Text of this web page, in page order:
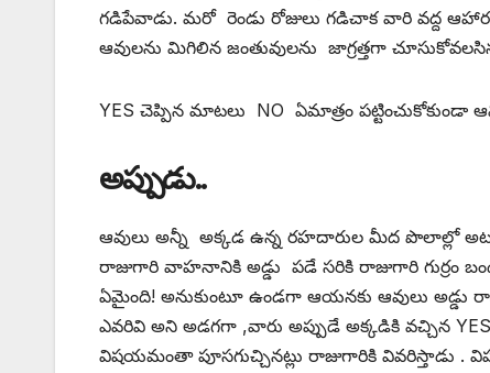
గడిపేవాడు. మరో రెండు రోజులు గడిచాక వారి వద్ద
ఆవులను మిగిలిన జంతువులను జాగ్రత్తగా
YES చెప్పిన మాటలు NO ఏమాత్రం పట్టించుకోకుండా
అప్పుడు..
ఆవులు అన్నీ అక్కడ ఉన్న రహదారుల మీద పొలాల్లో
రాజుగారి వాహనానికి అడ్డు పడే సరికి రాజుగారి గుర్రం
ఏమైంది! అనుకుంటూ ఉండగా ఆయనకు ఆవులు అడ్డు
ఎవరివి అని అడగగా ,వారు అప్పుడే అక్కడికి వచ్చిన
విషయమంతా పూసగుచ్చినట్లు రాజుగారికి వివరిస్తాడు .